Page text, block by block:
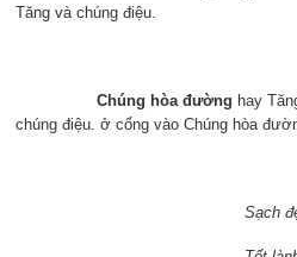
Tăng và chúng điệu.
Chúng hòa đường hay
chúng điệu. ở cổng vào Chúng hòa
Sạch